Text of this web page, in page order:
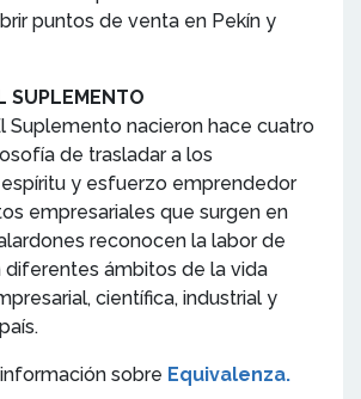
puntos de venta en Pekín y
SUPLEMENTO
Suplemento nacieron hace cuatro
de trasladar a los
y esfuerzo emprendedor
empresariales que surgen en
reconocen la labor de
diferentes ámbitos de la vida
científica, industrial y
sobre Equivalenza.